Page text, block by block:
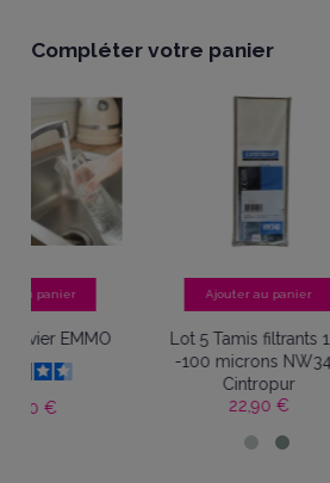
Compléter votre panier
Ajouter au panier
Lot 5 Tamis filtrants 131
-100 microns NW340